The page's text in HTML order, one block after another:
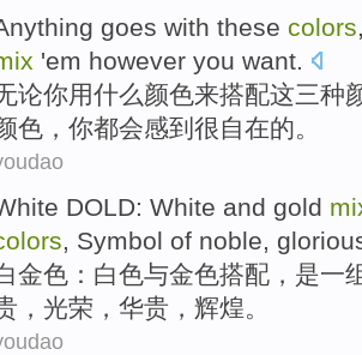
goes with these colors
'em however you want.
论你用什么颜色来搭配这三种
色，你都会感到很自在的。
DOLD: White and gold
, Symbol of noble,
金色 ： 白色与金色搭配 ， 是一
， 光荣 ， 华贵 ， 辉煌。